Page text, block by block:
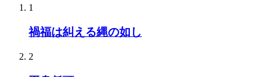
1
禍福は糾える縄の如し
2